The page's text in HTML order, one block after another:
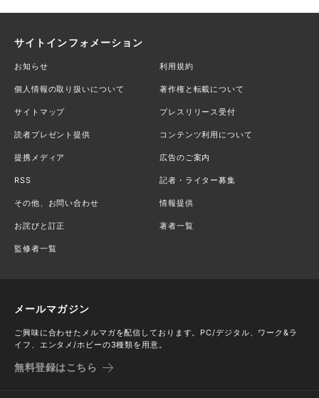
サイトインフォメーション
お知らせ 利用規約
個人情報の取り扱いについて 著作権と転載について
サイトマップ プレスリリース受付
読者プレゼント提供 コンテンツ利用について
提携メディア 広告のご案内
RSS 記者・ライター募集
その他、お問い合わせ 情報提供
お詫びと訂正 著者一覧
監修者一覧
メールマガジン
ご興味に合わせたメルマガを配信しております。PC/デジタル、ワーク&ラ
イフ、エンタメ/ホビーの3種類を用意。
無料登録はこちら